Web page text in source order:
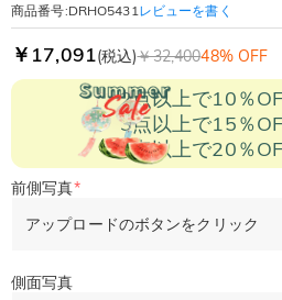
商品番号:DRHO5431レビューを書く
￥17,091(税込)￥32,40048% OFF
2点以上で10％
3点以上で15％
5点以上で20％
前側写真*
アップロードのボタンをクリック
側面写真